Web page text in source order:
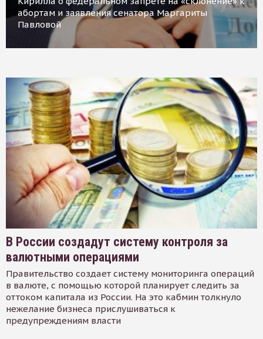
абортам и заявления сенатора Маргариты
Павловой
В России создадут систему контроля за
валютными операциями
Правительство создает систему мониторинга операций
в валюте, с помощью которой планирует следить за
оттоком капитала из России. На это кабмин толкнуло
нежелание бизнеса прислушиваться к
предупреждениям власти